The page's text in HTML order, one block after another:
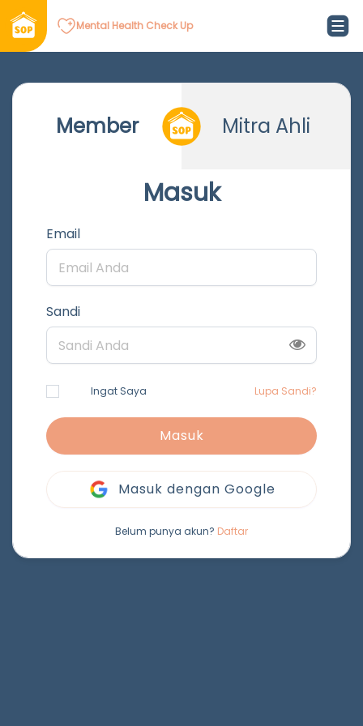
Mental Health Check Up
Member Mitra Ahli
Masuk
Email
Sandi
Ingat Saya Lupa Sandi?
Masuk
Masuk dengan Google
Belum punya akun? Daftar